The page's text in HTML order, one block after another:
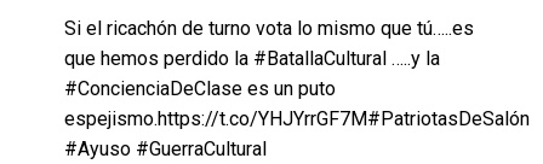
Si el ricachón de turno vota lo mismo que tú…..es
que hemos perdido la #BatallaCultural …..y la
#ConcienciaDeClase es un puto
espejismo.https://t.co/YHJYrrGF7M#PatriotasDeSalón
#Ayuso #GuerraCultural